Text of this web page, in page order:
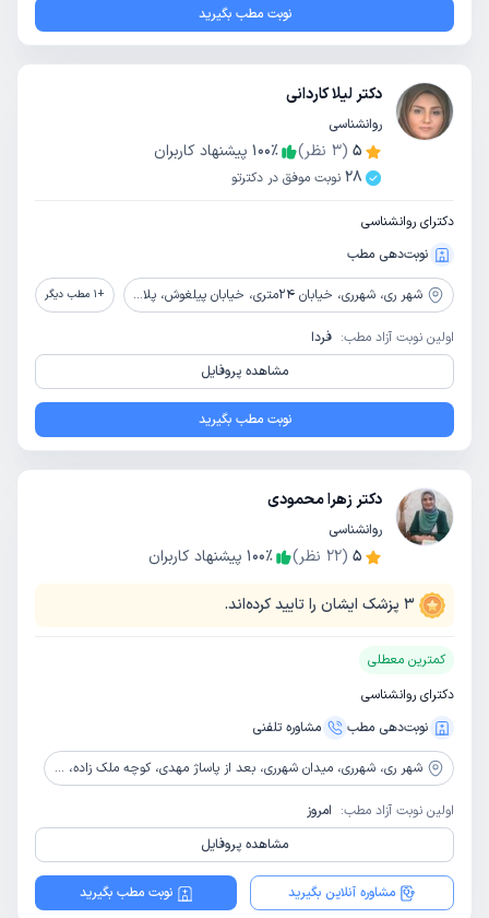
نوبت مطب بگیرید
دکتر لیلا کاردانی
روانشناسی
5
(
3 نظر) 100٪
پیشنهاد کاربران
28 نوبت موفق در دکترتو
دکترای روانشناسی
نوبت‌دهی مطب
شهر ری، شهرری، خیابان 24متری، خیابان پیلغوش، پلاک 11، طبقه چهارم، مرکز مشاوره زندگی شاد +
1 مطب دیگر
اولین نوبت آزاد مطب: فردا
مشاهده پروفایل
نوبت مطب بگیرید
دکتر زهرا محمودی
روانشناسی
5
(
22 نظر) 100٪ پیشنهاد کاربران
3 پزشک ایشان را تایید کرده‌اند.
کمترین معطلی
دکترای روانشناسی
نوبت‌دهی مطب
مشاوره‌ تلفنی
شهر ری، شهرری، میدان شهرری، بعد از پاساژ مهدی، کوچه ملک زاده، نبش کوچه مختارخان، پلاک 20، طبقه 2
اولین نوبت آزاد مطب: امروز
مشاهده پروفایل
مشاوره آنلاین بگیرید نوبت مطب بگیرید